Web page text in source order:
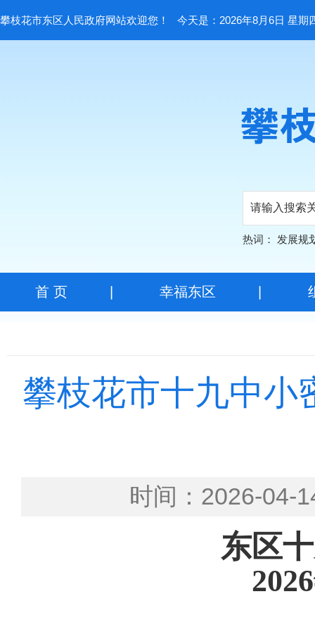
攀枝花市东区人民政府网站欢迎您！ 今天是：2026年8月6日 星期
热词： 发展规
首 页| 幸福东区
攀枝花市十九中小
时间：2026-
东区
2026